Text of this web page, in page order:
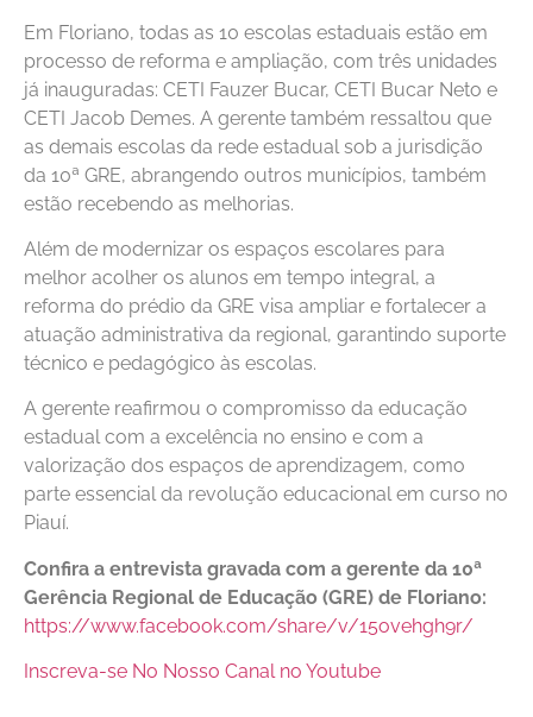
Em Floriano, todas as 10 escolas estaduais estão em
processo de reforma e ampliação, com três unidades
já inauguradas: CETI Fauzer Bucar, CETI Bucar Neto e
CETI Jacob Demes. A gerente também ressaltou que
as demais escolas da rede estadual sob a jurisdição
da 10ª GRE, abrangendo outros municípios, também
estão recebendo as melhorias.
Além de modernizar os espaços escolares para
melhor acolher os alunos em tempo integral, a
reforma do prédio da GRE visa ampliar e fortalecer a
atuação administrativa da regional, garantindo suporte
técnico e pedagógico às escolas.
A gerente reafirmou o compromisso da educação
estadual com a excelência no ensino e com a
valorização dos espaços de aprendizagem, como
parte essencial da revolução educacional em curso no
Piauí.
Confira a entrevista gravada com a gerente da 10ª
Gerência Regional de Educação (GRE) de Floriano:
https://www.facebook.com/share/v/15ovehgh9r/
Inscreva-se No Nosso Canal no Youtube